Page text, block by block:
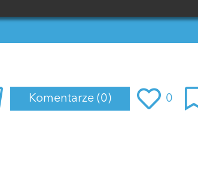
Komentarze (0) 0